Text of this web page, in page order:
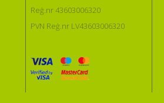
Reģ.nr 43603006320
PVN Reģ.nr LV43603006320